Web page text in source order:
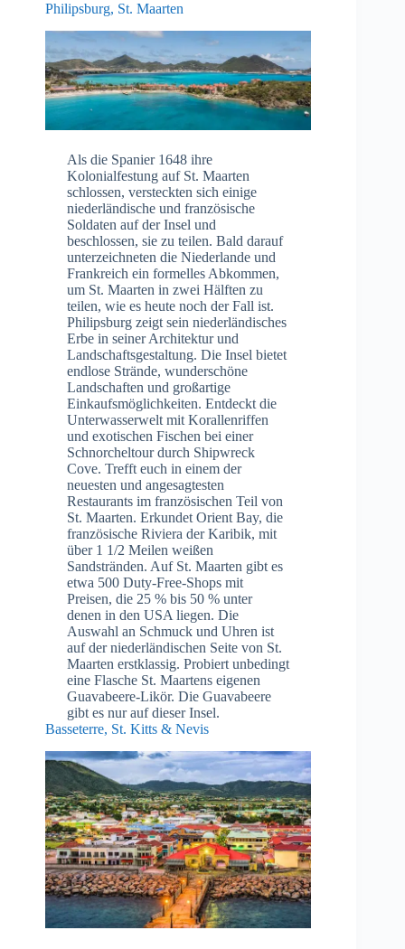
Philipsburg, St. Maarten
Als die Spanier 1648 ihre
Kolonialfestung auf St. Maarten
schlossen, versteckten sich einige
niederländische und französische
Soldaten auf der Insel und
beschlossen, sie zu teilen. Bald darauf
unterzeichneten die Niederlande und
Frankreich ein formelles Abkommen,
um St. Maarten in zwei Hälften zu
teilen, wie es heute noch der Fall ist.
Philipsburg zeigt sein niederländisches
Erbe in seiner Architektur und
Landschaftsgestaltung. Die Insel bietet
endlose Strände, wunderschöne
Landschaften und großartige
Einkaufsmöglichkeiten. Entdeckt die
Unterwasserwelt mit Korallenriffen
und exotischen Fischen bei einer
Schnorcheltour durch Shipwreck
Cove. Trefft euch in einem der
neuesten und angesagtesten
Restaurants im französischen Teil von
St. Maarten. Erkundet Orient Bay, die
französische Riviera der Karibik, mit
über 1 1/2 Meilen weißen
Sandstränden. Auf St. Maarten gibt es
etwa 500 Duty-Free-Shops mit
Preisen, die 25 % bis 50 % unter
denen in den USA liegen. Die
Auswahl an Schmuck und Uhren ist
auf der niederländischen Seite von St.
Maarten erstklassig. Probiert unbedingt
eine Flasche St. Maartens eigenen
Guavabeere-Likör. Die Guavabeere
gibt es nur auf dieser Insel.
Basseterre, St. Kitts & Nevis